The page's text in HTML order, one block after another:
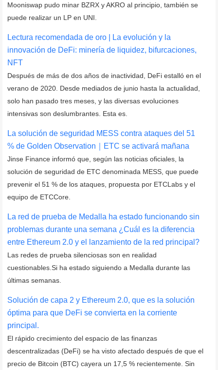
Mooniswap pudo minar BZRX y AKRO al principio, también se
puede realizar un LP en UNI.
Lectura recomendada de oro | La evolución y la
innovación de DeFi: minería de liquidez, bifurcaciones,
NFT
Después de más de dos años de inactividad, DeFi estalló en el
verano de 2020. Desde mediados de junio hasta la actualidad,
solo han pasado tres meses, y las diversas evoluciones
intensivas son deslumbrantes. Esta es.
La solución de seguridad MESS contra ataques del 51
% de Golden Observation｜ETC se activará mañana
Jinse Finance informó que, según las noticias oficiales, la
solución de seguridad de ETC denominada MESS, que puede
prevenir el 51 % de los ataques, propuesta por ETCLabs y el
equipo de ETCCore.
La red de prueba de Medalla ha estado funcionando sin
problemas durante una semana ¿Cuál es la diferencia
entre Ethereum 2.0 y el lanzamiento de la red principal?
Las redes de prueba silenciosas son en realidad
cuestionables.Si ha estado siguiendo a Medalla durante las
últimas semanas.
Solución de capa 2 y Ethereum 2.0, que es la solución
óptima para que DeFi se convierta en la corriente
principal.
El rápido crecimiento del espacio de las finanzas
descentralizadas (DeFi) se ha visto afectado después de que el
precio de Bitcoin (BTC) cayera un 17,5 % recientemente. Sin